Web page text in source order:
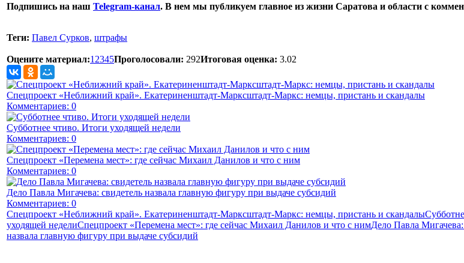
Подпишись на наш Telegram-канал. В нем мы публикуем главное из жизни Саратова и области с
Теги: Павел Сурков, штрафы
Оцените материал:1 2345Проголосовали: 292Итоговая оценка: 3.02
Спецпроект «Неближний край». Екатериненштадт-Марксштадт-Маркс: немцы, пристань и скандалы
Комментариев: 0
Субботнее чтиво. Итоги уходящей недели
Комментариев: 0
Спецпроект «Перемена мест»: где сейчас Михаил Данилов и что с ним
Комментариев: 0
Дело Павла Мигачева: свидетель назвала главную фигуру при выдаче субсидий
Комментариев: 0
Спецпроект «Неближний край». Екатериненштадт-Марксштадт-Маркс: немцы, пристань и скандалы
уходящей неделиСпецпроект «Перемена мест»: где сейчас Михаил Данилов и что с нимДело Павла Мигачева:
назвала главную фигуру при выдаче субсидий